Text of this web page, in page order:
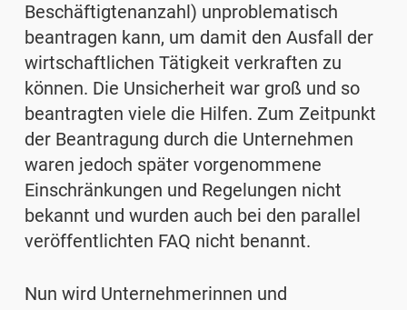
Beschäftigtenanzahl) unproblematisch
beantragen kann, um damit den Ausfall der
wirtschaftlichen Tätigkeit verkraften zu
können. Die Unsicherheit war groß und so
beantragten viele die Hilfen. Zum Zeitpunkt
der Beantragung durch die Unternehmen
waren jedoch später vorgenommene
Einschränkungen und Regelungen nicht
bekannt und wurden auch bei den parallel
veröffent­lichten FAQ nicht benannt.
Nun wird Unternehmerinnen und